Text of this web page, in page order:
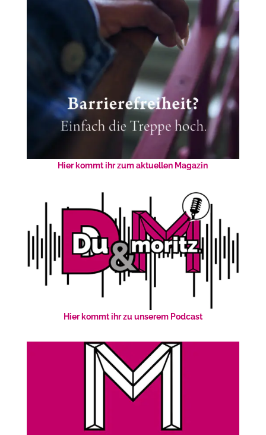
Hier kommt ihr zum aktuellen Magazin
Hier kommt ihr zu unserem Podcast